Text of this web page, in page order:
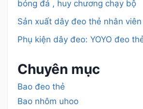
bóng đá , huy chương chạy bộ
Sản xuất dây đeo thẻ nhân
Phụ kiện dây đeo: YOYO đeo
Chuyên mục
Bao đeo thẻ
Bao nhôm uhoo